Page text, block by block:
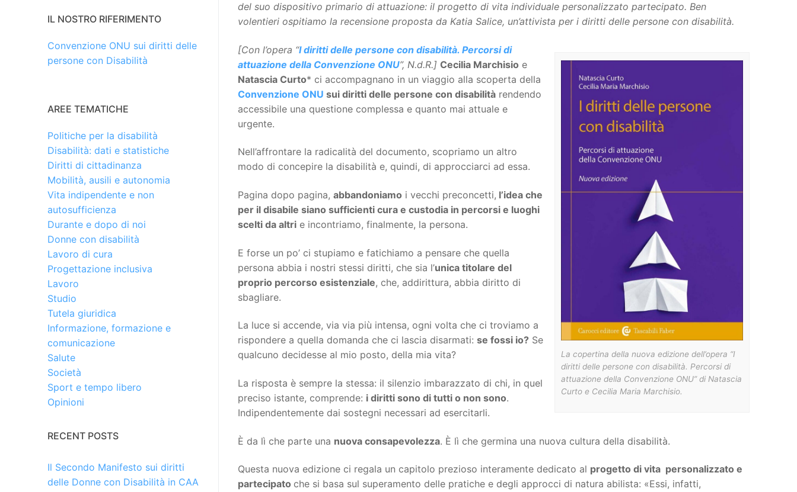
del suo dispositivo primario di attuazione: il progetto di vita individuale personalizzato partecipato. Ben
volentieri ospitiamo la recensione proposta da Katia Salice, un’attivista per i diritti delle persone con disabilità.
La copertina della nuova edizione dell’opera “I
diritti delle persone con disabilità. Percorsi di
attuazione della Convenzione ONU” di Natascia
Curto e Cecilia Maria Marchisio.
[Con l’opera “I diritti delle persone con disabilità. Percorsi di
attuazione della Convenzione ONU”, N.d.R.] Cecilia Marchisio e
Natascia Curto* ci accompagnano in un viaggio alla scoperta della
Convenzione ONU sui diritti delle persone con disabilità rendendo
accessibile una questione complessa e quanto mai attuale e
urgente.
Nell’affrontare la radicalità del documento, scopriamo un altro
modo di concepire la disabilità e, quindi, di approcciarci ad essa.
Pagina dopo pagina, abbandoniamo i vecchi preconcetti, l’idea che
per il disabile siano sufficienti cura e custodia in percorsi e luoghi
scelti da altri e incontriamo, finalmente, la persona.
E forse un po’ ci stupiamo e fatichiamo a pensare che quella
persona abbia i nostri stessi diritti, che sia l’unica titolare del
proprio percorso esistenziale, che, addirittura, abbia diritto di
sbagliare.
La luce si accende, via via più intensa, ogni volta che ci troviamo a
rispondere a quella domanda che ci lascia disarmati: se fossi io? Se
qualcuno decidesse al mio posto, della mia vita?
La risposta è sempre la stessa: il silenzio imbarazzato di chi, in quel
preciso istante, comprende: i diritti sono di tutti o non sono.
Indipendentemente dai sostegni necessari ad esercitarli.
È da lì che parte una nuova consapevolezza. È lì che germina una nuova cultura della disabilità.
Questa nuova edizione ci regala un capitolo prezioso interamente dedicato al progetto di vita personalizzato e
partecipato che si basa sul superamento delle pratiche e degli approcci di natura abilista: «Essi, infatti,
IL NOSTRO RIFERIMENTO
Convenzione ONU sui diritti delle
persone con Disabilità
AREE TEMATICHE
Politiche per la disabilità
Disabilità: dati e statistiche
Diritti di cittadinanza
Mobilità, ausili e autonomia
Vita indipendente e non
autosufficienza
Durante e dopo di noi
Donne con disabilità
Lavoro di cura
Progettazione inclusiva
Lavoro
Studio
Tutela giuridica
Informazione, formazione e
comunicazione
Salute
Società
Sport e tempo libero
Opinioni
RECENT POSTS
Il Secondo Manifesto sui diritti
delle Donne con Disabilità in CAA